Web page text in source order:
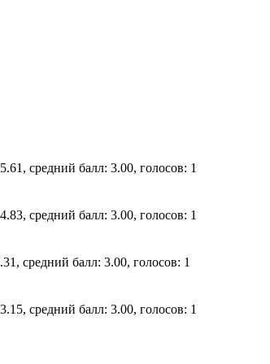
средний балл: 3.00, голосов: 1
средний балл: 3.00, голосов: 1
средний балл: 3.00, голосов: 1
средний балл: 3.00, голосов: 1